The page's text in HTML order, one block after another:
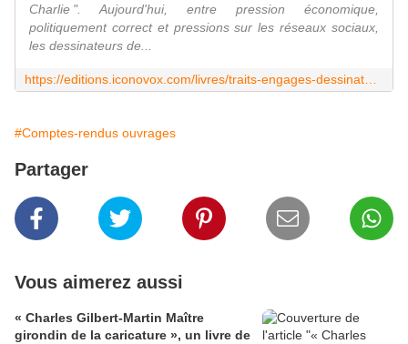
Charlie ". Aujourd'hui, entre pression économique,
politiquement correct et pressions sur les réseaux sociaux,
les dessinateurs de...
#Comptes-rendus ouvrages
Partager
Vous aimerez aussi
« Charles Gilbert-Martin Maître
girondin de la caricature », un livre de